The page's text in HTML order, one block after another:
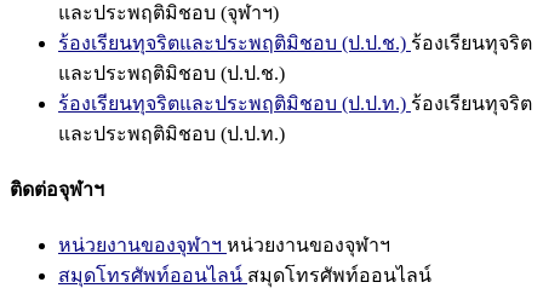
และประพฤติมิชอบ (จุฬาฯ)
ร้องเรียนทุจริตและประพฤติมิชอบ (ป.ป.ช.) ร้องเรียนทุจริต
และประพฤติมิชอบ (ป.ป.ช.)
ร้องเรียนทุจริตและประพฤติมิชอบ (ป.ป.ท.) ร้องเรียนทุจริต
และประพฤติมิชอบ (ป.ป.ท.)
ติดต่อจุฬาฯ
หน่วยงานของจุฬาฯ หน่วยงานของจุฬาฯ
สมุดโทรศัพท์ออนไลน์ สมุดโทรศัพท์ออนไลน์